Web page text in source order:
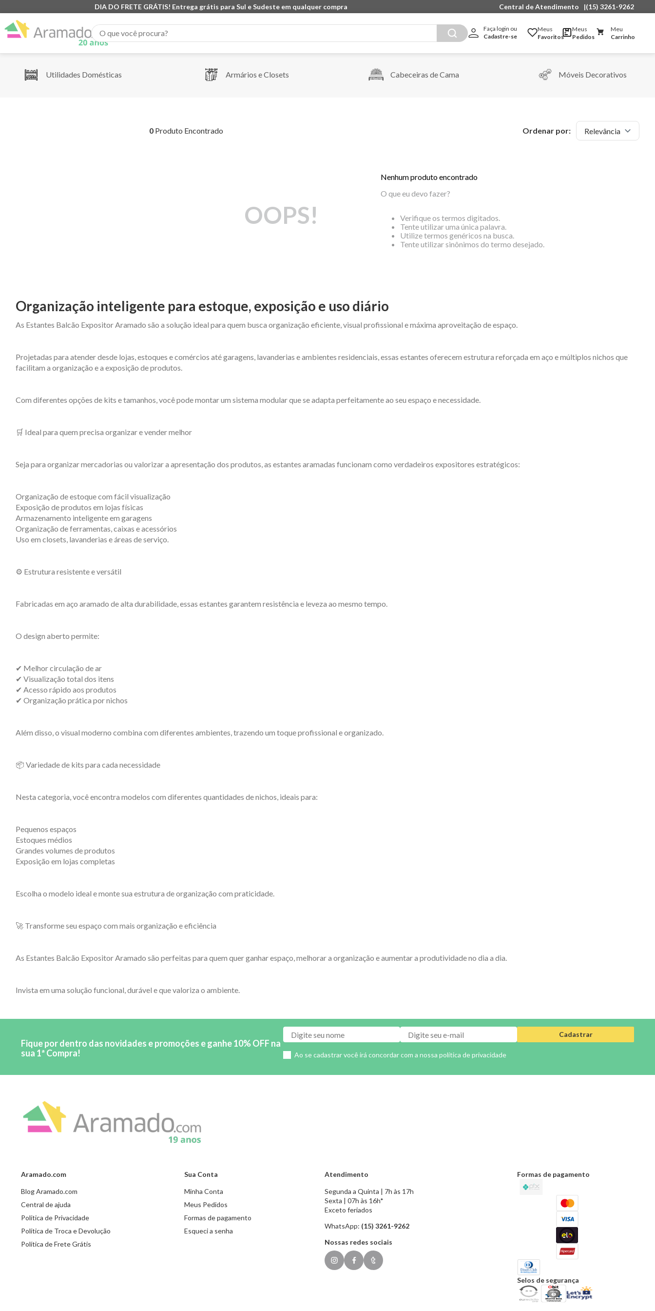
DIA DO FRETE GRÁTIS! Entrega grátis para Sul e Sudeste em qualquer compra Central de Atendimento |(15) 3261-9262
O que você procura?
Faça login ou
Cadastre-se
Meus
Favoritos
Meus
Pedidos
Meu
Carrinho
Utilidades Domésticas Armários e Closets Cabeceiras de Cama Móveis Decorativos
0 Produto Encontrado Ordenar por: Relevância
OOPS!
Nenhum produto encontrado
O que eu devo fazer?
Verifique os termos digitados.
Tente utilizar uma única palavra.
Utilize termos genéricos na busca.
Tente utilizar sinônimos do termo desejado.
Organização inteligente para estoque, exposição e uso diário
As Estantes Balcão Expositor Aramado são a solução ideal para quem busca organização eficiente, visual profissional e máxima aproveitação de espaço.
Projetadas para atender desde lojas, estoques e comércios até garagens, lavanderias e ambientes residenciais, essas estantes oferecem estrutura reforçada em aço e múltiplos nichos que
facilitam a organização e a exposição de produtos.
Com diferentes opções de kits e tamanhos, você pode montar um sistema modular que se adapta perfeitamente ao seu espaço e necessidade.
🛒 Ideal para quem precisa organizar e vender melhor
Seja para organizar mercadorias ou valorizar a apresentação dos produtos, as estantes aramadas funcionam como verdadeiros expositores estratégicos:
Organização de estoque com fácil visualização
Exposição de produtos em lojas físicas
Armazenamento inteligente em garagens
Organização de ferramentas, caixas e acessórios
Uso em closets, lavanderias e áreas de serviço.
⚙️ Estrutura resistente e versátil
Fabricadas em aço aramado de alta durabilidade, essas estantes garantem resistência e leveza ao mesmo tempo.
O design aberto permite:
✔ Melhor circulação de ar
✔ Visualização total dos itens
✔ Acesso rápido aos produtos
✔ Organização prática por nichos
Além disso, o visual moderno combina com diferentes ambientes, trazendo um toque profissional e organizado.
📦 Variedade de kits para cada necessidade
Nesta categoria, você encontra modelos com diferentes quantidades de nichos, ideais para:
Pequenos espaços
Estoques médios
Grandes volumes de produtos
Exposição em lojas completas
Escolha o modelo ideal e monte sua estrutura de organização com praticidade.
🚀 Transforme seu espaço com mais organização e eficiência
As Estantes Balcão Expositor Aramado são perfeitas para quem quer ganhar espaço, melhorar a organização e aumentar a produtividade no dia a dia.
Invista em uma solução funcional, durável e que valoriza o ambiente.
Fique por dentro das novidades e promoções e ganhe 10% OFF na
sua 1ª Compra!
Cadastrar
Ao se cadastrar você irá concordar com a nossapolítica de privacidade
Aramado.com
Blog Aramado.com
Central de ajuda
Política de Privacidade
Política de Troca e Devolução
Política de Frete Grátis
Sua Conta
Minha Conta
Meus Pedidos
Formas de pagamento
Esqueci a senha
Atendimento
Segunda a Quinta | 7h às 17h
Sexta | 07h às 16h*
Exceto feriados
WhatsApp: (15) 3261-9262
Nossas redes sociais
Formas de pagamento
Selos de segurança